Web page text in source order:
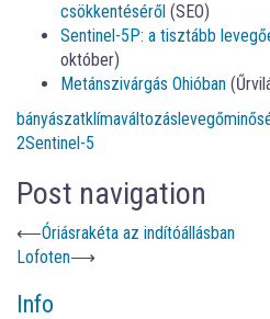
csökkentéséről (SEO)
Sentinel-5P: a tisztább
október)
Metánszivárgás Ohióban
bányászatklímaváltozás
2Sentinel-5
Post navigation
⟵Óriásrakéta az indítóállásban
Lofoten⟶
Info